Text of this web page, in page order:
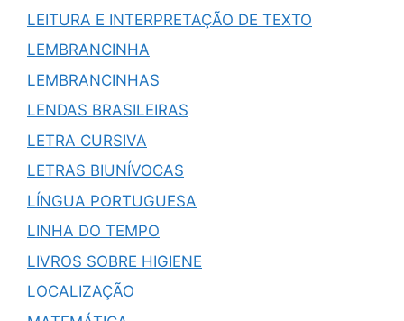
LEITURA E INTERPRETAÇÃO DE TEXTO
LEMBRANCINHA
LEMBRANCINHAS
LENDAS BRASILEIRAS
LETRA CURSIVA
LETRAS BIUNÍVOCAS
LÍNGUA PORTUGUESA
LINHA DO TEMPO
LIVROS SOBRE HIGIENE
LOCALIZAÇÃO